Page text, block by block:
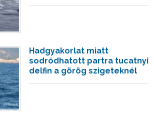
Hadgyakorlat miatt
sodródhatott partra tucatnyi
delfin a görög szigeteknél